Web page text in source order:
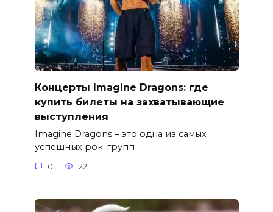
Концерты Imagine Dragons: где
купить билеты на захватывающие
выступления
Imagine Dragons – это одна из самых
успешных рок-групп
0 22